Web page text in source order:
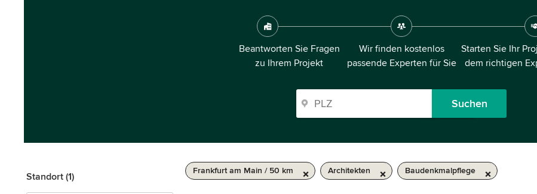
Beantworten Sie Fragen
zu Ihrem Projekt
Wir finden kostenlos
passende Experten für Sie
Starten Sie Ihr
dem richtigen
Suchen
Standort (1)
Frankfurt am Main / 50 km Architekten Baudenkmalpflege